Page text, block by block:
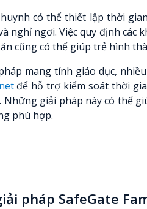
có thể thiết lập thời
nghỉ ngơi. Việc quy định
cũng có thể giúp trẻ hình
mang tính giáo dục,
để hỗ trợ kiểm soát thời
Những giải pháp này có thể
phù hợp.
pháp SafeGate